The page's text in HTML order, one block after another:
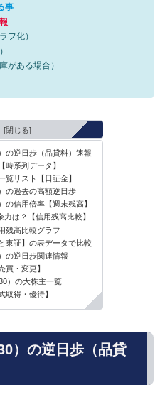
事
フ化）
がある場合）
の逆日歩（品貸料）速報
時系列データ】
覧リスト【日証金】
の過去の高額逆日歩
の信用倍率【週末残高】
は？【信用残高比較】
残高比較グラフ
東証】の表データで比較
の逆日歩関連情報
買・変更】
）の大株主一覧
取得・優待】
）の逆日歩（品貸